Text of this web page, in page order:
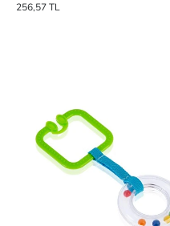
256,57 TL